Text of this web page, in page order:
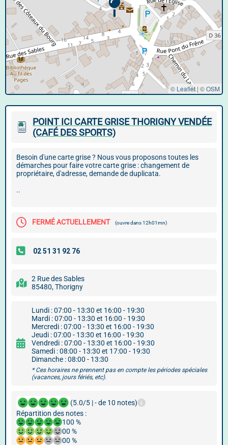
© Leaflet | ©OSM
POINT ICI CARTE GRISE THORIGNY VENDÉE
(CAFÉ DES SPORTS)
Besoin d'une carte grise ? Nous vous proposons toutes les
démarches pour faire votre carte grise : changement de
propriétaire, d'adresse, demande de duplicata.
..
FERMÉ ACTUELLEMENT (ouvre dans 12h01mn)
2 Rue des Sables
85480, Thorigny
Lundi : 07:00 - 13:30 et 16:00 - 19:30
Mardi : 07:00 - 13:30 et 16:00 - 19:30
Mercredi : 07:00 - 13:30 et 16:00 - 19:30
Jeudi : 07:00 - 13:30 et 16:00 - 19:30
Vendredi : 07:00 - 13:30 et 16:00 - 19:30
Samedi : 08:00 - 13:30 et 17:00 - 19:30
Dimanche : 08:00 - 13:30
* Ces horaires ne prennent pas en compte les périodes spéciales
(vacances, jours fériés, etc).
(5.0/5 | - de 10 notes)
Répartition des notes :
100 %
00 %
00 %